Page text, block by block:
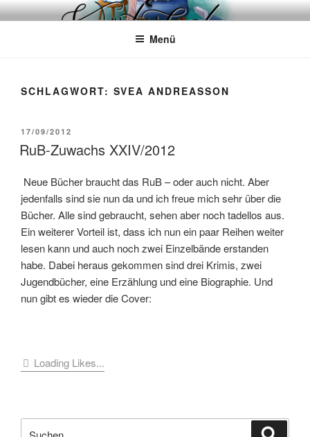
Zum
InhaltWÖRTERKATZE
Von Büchern erzählen
Menü
SCHLAGWORT: SVEA ANDREASSON
VERÖFFENTLICHT
AM
17/09/2012
RuB-Zuwachs XXIV/2012
Neue Bücher braucht das RuB – oder auch nicht. Aber
jedenfalls sind sie nun da und ich freue mich sehr über die
Bücher. Alle sind gebraucht, sehen aber noch tadellos aus.
Ein weiterer Vorteil ist, dass ich nun ein paar Reihen weiter
lesen kann und auch noch zwei Einzelbände erstanden
habe. Dabei heraus gekommen sind drei Krimis, zwei
Jugendbücher, eine Erzählung und eine Biographie. Und
nun gibt es wieder die Cover:
Loading Likes...